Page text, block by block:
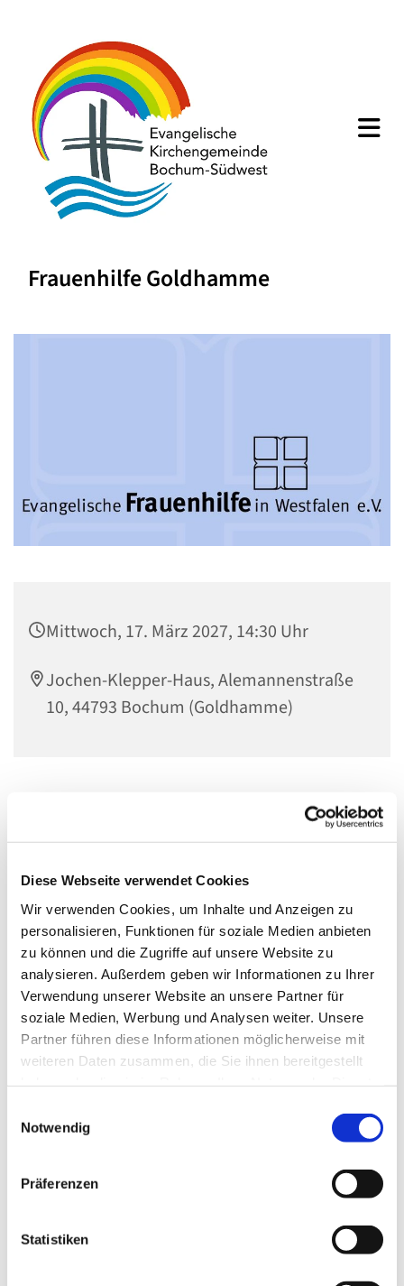
Diese Webseite verwendet Cookies
Wir verwenden Cookies, um Inhalte und Anzeigen zu
personalisieren, Funktionen für soziale Medien anbieten
zu können und die Zugriffe auf unsere Website zu
analysieren. Außerdem geben wir Informationen zu Ihrer
Verwendung unserer Website an unsere Partner für
soziale Medien, Werbung und Analysen weiter. Unsere
Partner führen diese Informationen möglicherweise mit
weiteren Daten zusammen, die Sie ihnen bereitgestellt
Notwendig
Präferenzen
Statistiken
Frauenhilfe Goldhamme
Mittwoch, 17. März 2027, 14:30 Uhr
Jochen-Klepper-Haus, Alemannenstraße
10, 44793 Bochum (Goldhamme)
Dies könnte Sie auch interessieren